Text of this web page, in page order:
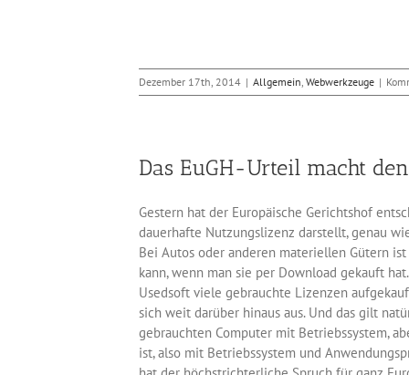
Dezember 17th, 2014 | Allgemein, Webwerkzeuge |
Das EuGH-Urteil macht
Gestern hat der Europäische Gerichtshof
dauerhafte Nutzungslizenz darstellt, genau
Bei Autos oder anderen materiellen Gütern
kann, wenn man sie per Download gekauft
Usedsoft viele gebrauchte Lizenzen
sich weit darüber hinaus aus. Und das gilt
gebrauchten Computer mit Betriebssystem,
ist, also mit Betriebssystem und